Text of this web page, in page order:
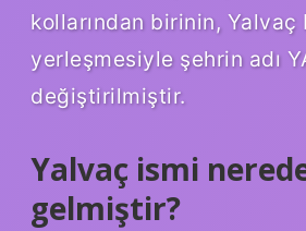
kollarından birinin, Yalvaç
yerleşmesiyle şehrin adı
değiştirilmiştir.
Yalvaç ismi
gelmiştir?